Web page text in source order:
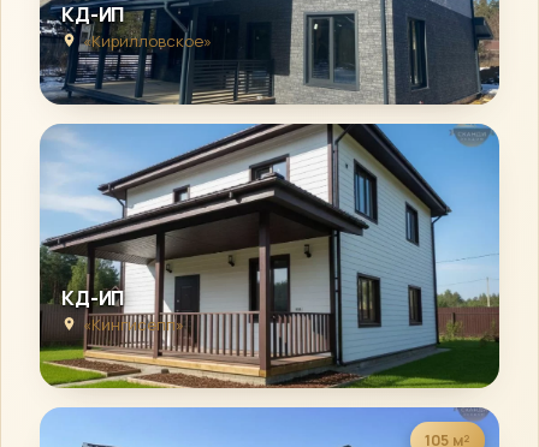
КД-ИП
«Кирилловское»
КД-ИП
«Кингисепп»
105 м²